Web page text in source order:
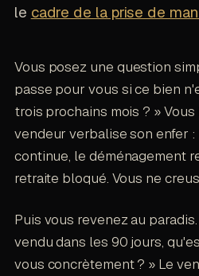
le cadre de la prise de
Vous posez une question
passe pour vous si ce bien
trois prochains mois ? »
vendeur verbalise son enfer
continue, le déménagement
retraite bloqué. Vous ne
Puis vous revenez au
vendu dans les 90 jours,
vous concrètement ? » Le